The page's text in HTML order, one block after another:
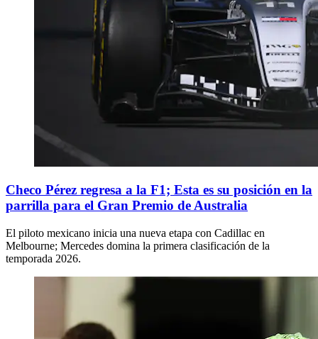
Checo Pérez regresa a la F1; Esta es su posición en la
parrilla para el Gran Premio de Australia
El piloto mexicano inicia una nueva etapa con Cadillac en
Melbourne; Mercedes domina la primera clasificación de la
temporada 2026.